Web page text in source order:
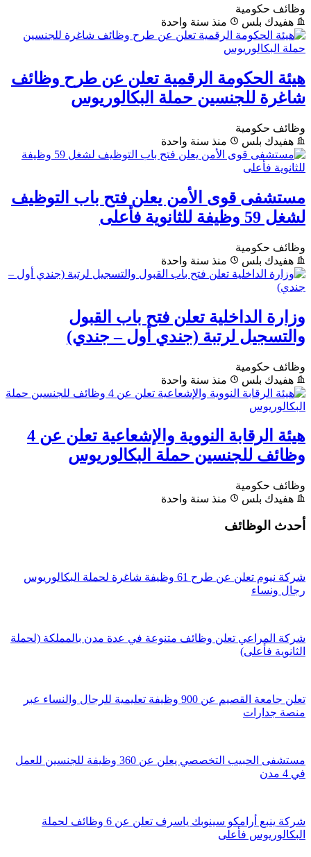
وظائف حكومية
هفيدك بلس
منذ سنة واحدة
هيئة الحكومة الرقمية تعلن عن طرح وظائف
شاغرة للجنسين حملة البكالوريوس
وظائف حكومية
هفيدك بلس
منذ سنة واحدة
مستشفى قوى الأمن يعلن فتح باب التوظيف
لشغل 59 وظيفة للثانوية فأعلى
وظائف حكومية
هفيدك بلس
منذ سنة واحدة
وزارة الداخلية تعلن فتح باب القبول
والتسجيل لرتبة (جندي أول – جندي)
وظائف حكومية
هفيدك بلس
منذ سنة واحدة
هيئة الرقابة النووية والإشعاعية تعلن عن 4
وظائف للجنسين حملة البكالوريوس
وظائف حكومية
هفيدك بلس
منذ سنة واحدة
أحدث الوظائف
شركة نيوم تعلن عن طرح 61 وظيفة شاغرة لحملة البكالوريوس
رجال ونساء
شركة المراعي تعلن وظائف متنوعة في عدة مدن بالمملكة (لحملة
الثانوية فأعلى)
تعلن جامعة القصيم عن 900 وظيفة تعليمية للرجال والنساء عبر
منصة جدارات
مستشفى الحبيب التخصصي يعلن عن 360 وظيفة للجنسين للعمل
في 4 مدن
شركة ينبع أرامكو سينوبك ياسرف تعلن عن 6 وظائف لحملة
البكالوريوس فأعلى